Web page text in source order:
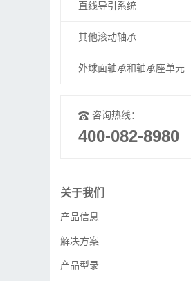
直线导引系统
其他滚动轴承
外球面轴承和轴承座单元
咨询热线：
400-082-8980
关于我们
产品信息
解决方案
产品型录